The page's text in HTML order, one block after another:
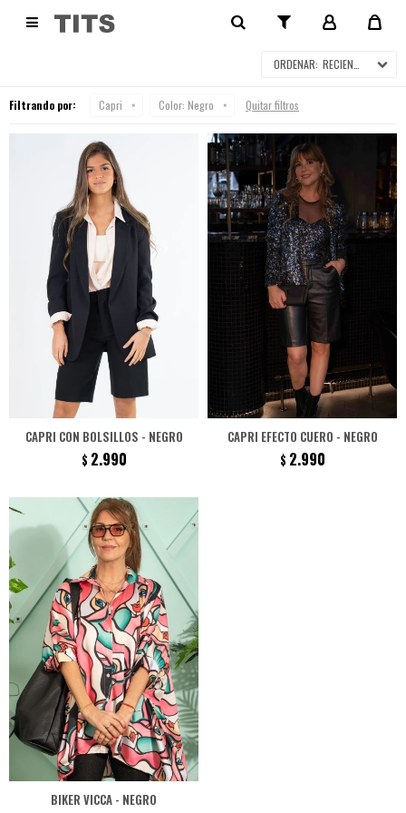

RECIENTES
Filtrando por: Capri Color: Negro Quitar filtros
CAPRI CON BOLSILLOS - NEGRO
$ 2.990
CAPRI EFECTO CUERO - NEGRO
$ 2.990
BIKER VICCA - NEGRO